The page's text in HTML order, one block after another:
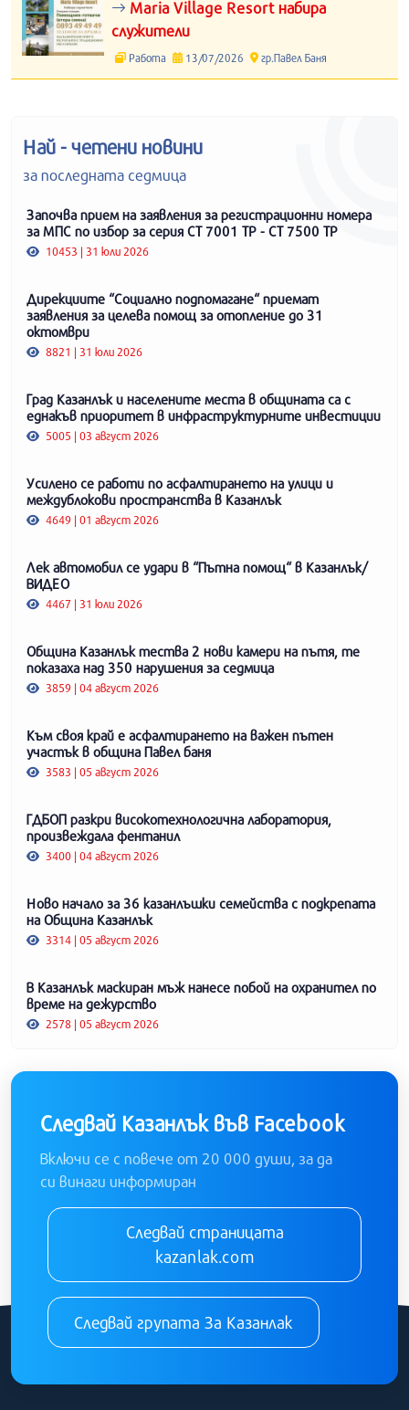
Maria Village Resort набира
служители
Работа 13/07/2026 гр.Павел Баня
Най - четени новини
за последната седмица
Започва прием на заявления за регистрационни номера
за МПС по избор за серия СТ 7001 ТР - СТ 7500 ТР
10453 | 31 юли 2026
Дирекциите “Социално подпомагане“ приемат
заявления за целева помощ за отопление до 31
октомври
8821 | 31 юли 2026
Град Казанлък и населените места в общината са с
еднакъв приоритет в инфраструктурните инвестиции
5005 | 03 август 2026
Усилено се работи по асфалтирането на улици и
междублокови пространства в Казанлък
4649 | 01 август 2026
Лек автомобил се удари в “Пътна помощ“ в Казанлък/
ВИДЕО
4467 | 31 юли 2026
Община Казанлък тества 2 нови камери на пътя, те
показаха над 350 нарушения за седмица
3859 | 04 август 2026
Към своя край е асфалтирането на важен пътен
участък в община Павел баня
3583 | 05 август 2026
ГДБОП разкри високотехнологична лаборатория,
произвеждала фентанил
3400 | 04 август 2026
Ново начало за 36 казанлъшки семейства с подкрепата
на Община Казанлък
3314 | 05 август 2026
В Казанлък маскиран мъж нанесе побой на охранител по
време на дежурство
2578 | 05 август 2026
Следвай Казанлък във Facebook
Включи се с повече от 20 000 души, за да
си винаги информиран
Следвай страницата
kazanlak.com
Следвай групата За Казанлак